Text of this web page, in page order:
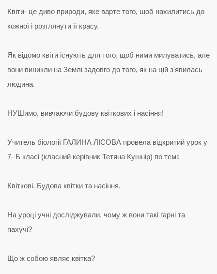
Квіти- це диво природи, яке варте того, щоб нахилитись до
кожної і розглянути її красу.
Як відомо квіти існують для того, щоб ними милуватись, але
вони виникли на Землі задовго до того, як на цій зʼявилась
людина.
НУШимо, вивчаючи будову квіткових і насіння!
Учитель біології ГАЛИНА ЛІСОВА провела відкритий урок у
7- Б класі (класний керівник Тетяна Кушнір) по темі:
Квіткові. Будова квітки та насіння.
На уроці учні досліджували, чому ж вони такі гарні та
пахучі?
Що ж собою являє квітка?